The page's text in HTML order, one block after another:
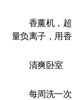
香薰机，超
量负离子，用
清爽卧室
每周洗一次